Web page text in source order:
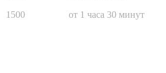
1500
от 1 часа 30 минут